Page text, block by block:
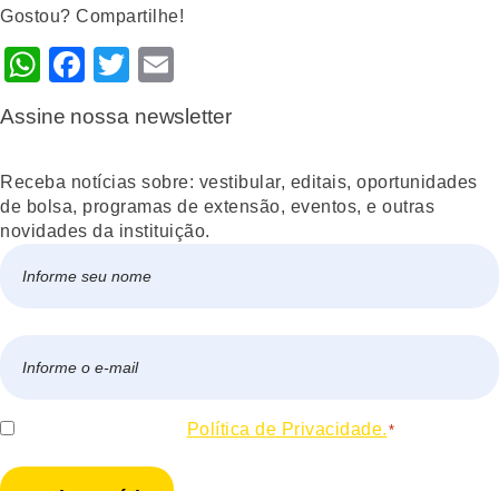
Gostou? Compartilhe!
WhatsApp
Facebook
Twitter
Assine nossa newsletter
Receba notícias sobre: vestibular, editais, oportunidades
de bolsa, programas de extensão, eventos, e outras
novidades da instituição.
mail
Consentir Política de Privacidade. *